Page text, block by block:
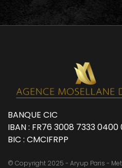
BANQUE CIC
IBAN : FR76 3008 7333 0400
BIC : CMCIFRPP
© Copyright 2025 - Aryup Paris -